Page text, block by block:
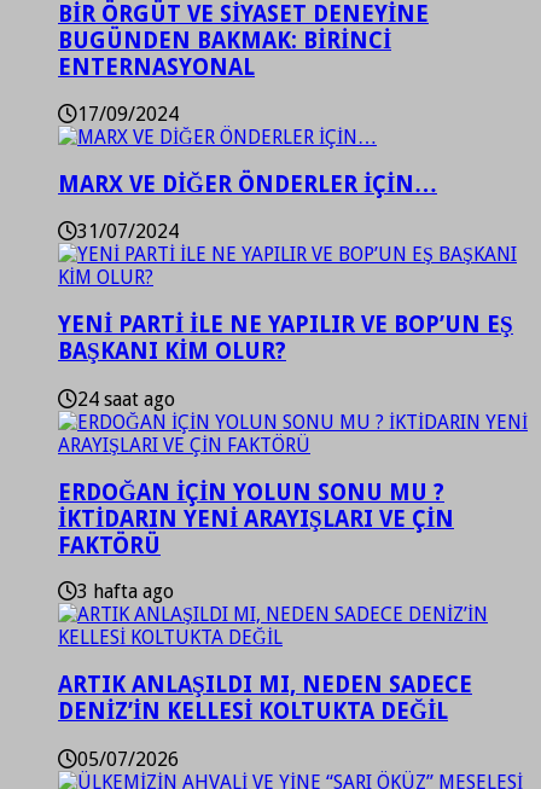
BİR ÖRGÜT VE SİYASET DENEYİNE
BUGÜNDEN BAKMAK: BİRİNCİ
ENTERNASYONAL
17/09/2024
MARX VE DİĞER ÖNDERLER İÇİN…
31/07/2024
YENİ PARTİ İLE NE YAPILIR VE BOP’UN EŞ
BAŞKANI KİM OLUR?
24 saat ago
ERDOĞAN İÇİN YOLUN SONU MU ?
İKTİDARIN YENİ ARAYIŞLARI VE ÇİN
FAKTÖRÜ
3 hafta ago
ARTIK ANLAŞILDI MI, NEDEN SADECE
DENİZ’İN KELLESİ KOLTUKTA DEĞİL
05/07/2026